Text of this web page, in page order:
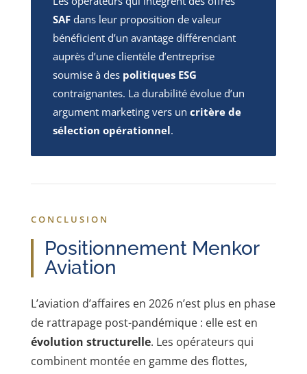
SAFdans leur proposition de valeur
bénéficient d’un avantage différenciant
auprès d’une clientèle d’entreprise
soumise à des politiques ESG
contraignantes. La durabilité évolue d’un
argument marketing vers un critère de
sélection opérationnel.
CONCLUSION
Positionnement Menkor
Aviation
L’aviation d’affaires en 2026 n’est plus en phase
de rattrapage post-pandémique : elle est en
évolution structurelle. Les opérateurs qui
combinent montée en gamme des flottes,